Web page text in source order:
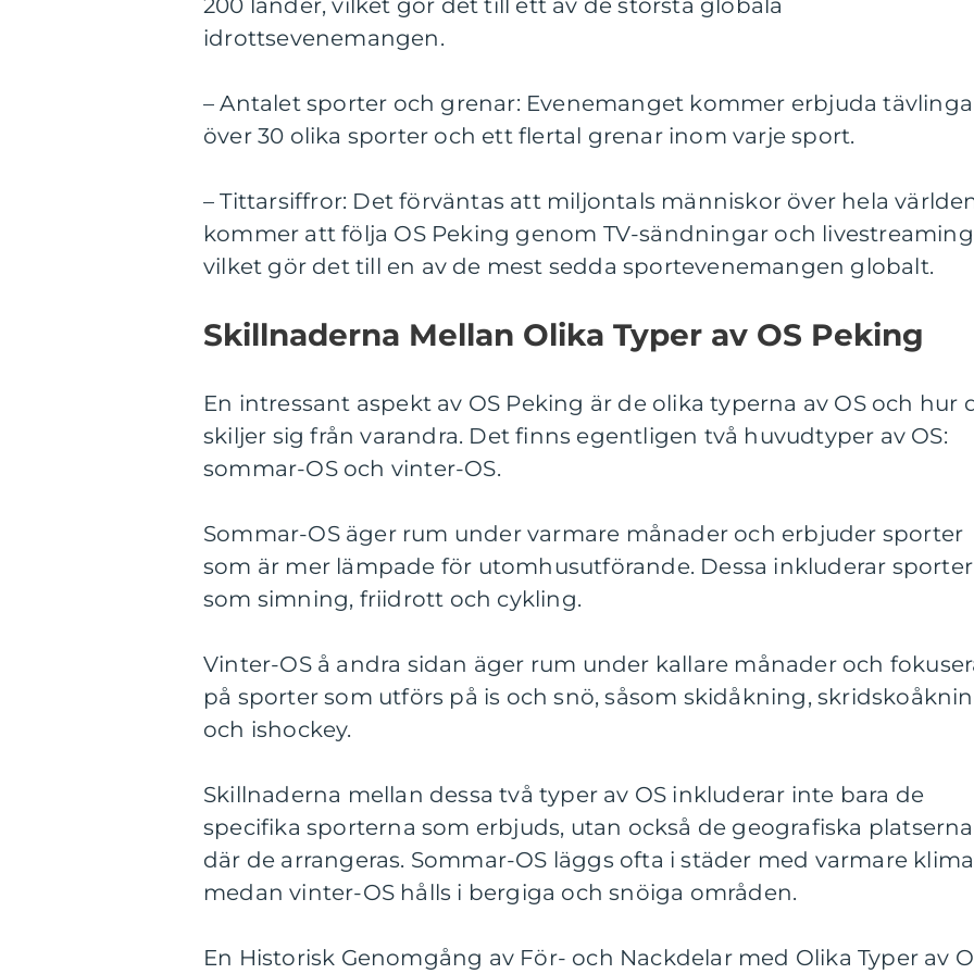
200 länder, vilket gör det till ett av de största globala
idrottsevenemangen.
– Antalet sporter och grenar: Evenemanget kommer erbjuda
över 30 olika sporter och ett flertal grenar inom varje sport.
– Tittarsiffror: Det förväntas att miljontals människor över hela
kommer att följa OS Peking genom TV-sändningar och
vilket gör det till en av de mest sedda sportevenemangen globalt.
Skillnaderna Mellan Olika Typer av OS Peking
En intressant aspekt av OS Peking är de olika typerna av OS och hur
skiljer sig från varandra. Det finns egentligen två huvudtyper av OS:
sommar-OS och vinter-OS.
Sommar-OS äger rum under varmare månader och erbjuder sporter
som är mer lämpade för utomhusutförande. Dessa inkluderar sporter
som simning, friidrott och cykling.
Vinter-OS å andra sidan äger rum under kallare månader och
på sporter som utförs på is och snö, såsom skidåkning,
och ishockey.
Skillnaderna mellan dessa två typer av OS inkluderar inte bara de
specifika sporterna som erbjuds, utan också de geografiska platserna
där de arrangeras. Sommar-OS läggs ofta i städer med varmare
medan vinter-OS hålls i bergiga och snöiga områden.
En Historisk Genomgång av För- och Nackdelar med Olika Typer av